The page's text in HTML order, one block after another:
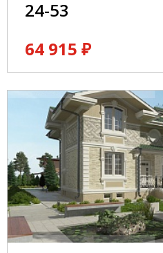
24-53
64 915 ₽